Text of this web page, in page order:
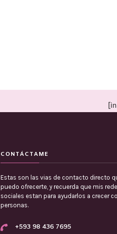
CONTÁCTAME
Estas son las vias de contacto directo
puedo ofrecerte, y recuerda que mis
sociales estan para ayudarlos a crecer
personas.
+593 98 436 7695